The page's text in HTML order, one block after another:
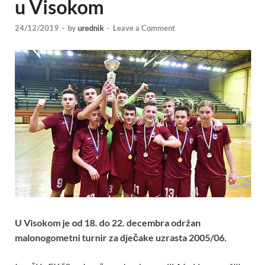
u Visokom
24/12/2019 - byurednik - Leave a Comment
U Visokom je od 18. do 22. decembra održan
malonogometni turnir za dječake uzrasta 2005/06.